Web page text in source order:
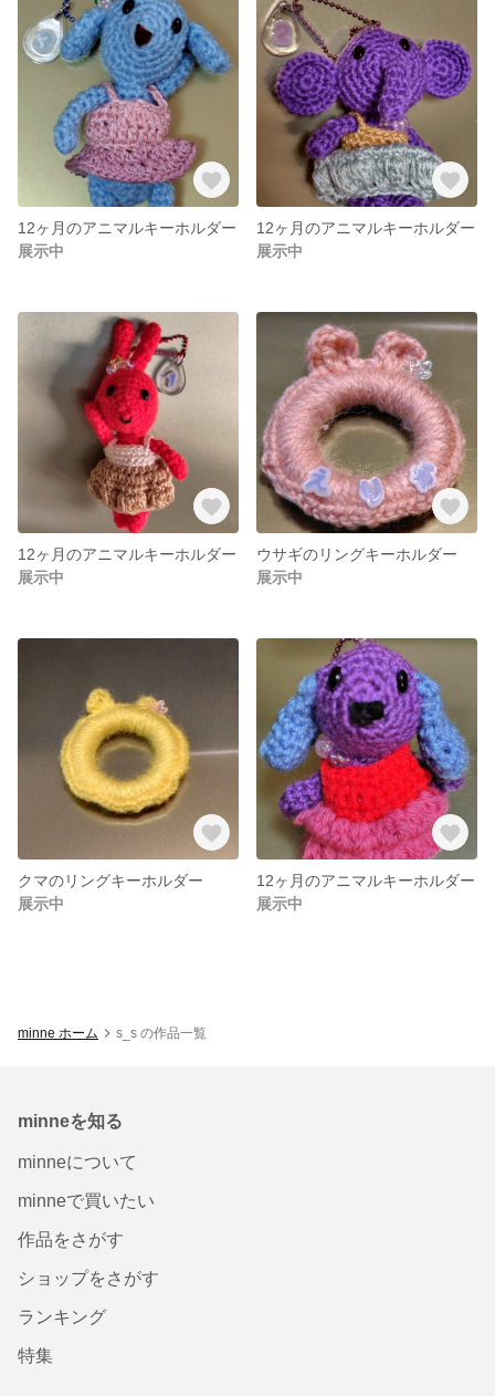
12ヶ月のアニマルキーホルダー
展示中
12ヶ月のアニマルキーホルダー
展示中
12ヶ月のアニマルキーホルダー
展示中
ウサギのリングキーホルダー
展示中
クマのリングキーホルダー
展示中
12ヶ月のアニマルキーホルダー
展示中
minne ホーム s_s の作品一覧
minneを知る
minneについて
minneで買いたい
作品をさがす
ショップをさがす
ランキング
特集